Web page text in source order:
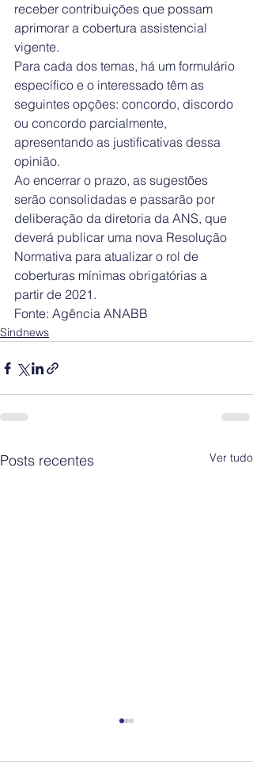
receber contribuições que possam
aprimorar a cobertura assistencial
vigente.
Para cada dos temas, há um formulário
específico e o interessado têm as
seguintes opções: concordo, discordo
ou concordo parcialmente,
apresentando as justificativas dessa
opinião.
Ao encerrar o prazo, as sugestões
serão consolidadas e passarão por
deliberação da diretoria da ANS, que
deverá publicar uma nova Resolução
Normativa para atualizar o rol de
coberturas mínimas obrigatórias a
partir de 2021.
Fonte: Agência ANABB
Sindnews
Posts recentes Ver tudo